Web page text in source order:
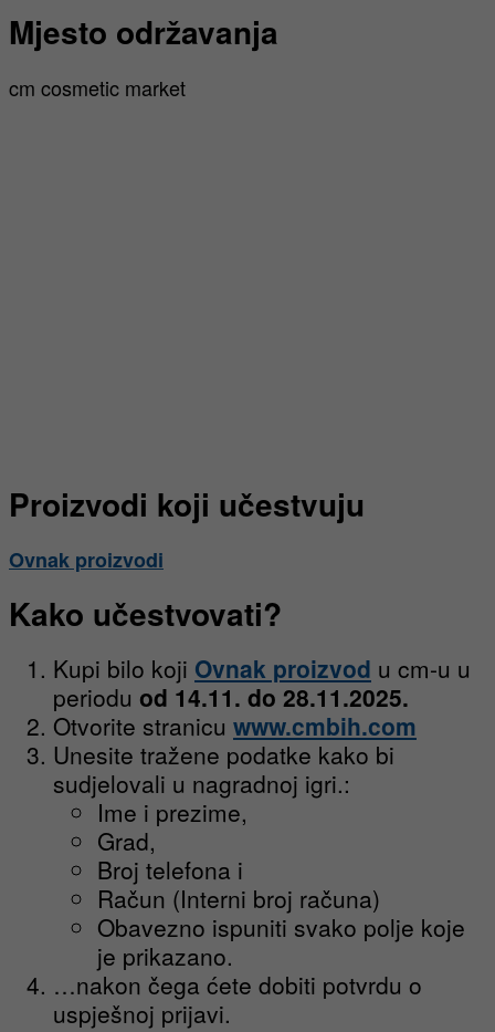
Mjesto održavanja
cm cosmetic market
Proizvodi koji učestvuju
Ovnak proizvodi
Kako učestvovati?
Kupi bilo koji Ovnak proizvod u cm-u u
periodu od 14.11. do 28.11.2025.
Otvorite stranicu www.cmbih.com
Unesite tražene podatke kako bi
sudjelovali u nagradnoj igri.:
Ime i prezime,
Grad,
Broj telefona i
Račun (Interni broj računa)
Obavezno ispuniti svako polje koje
je prikazano.
…nakon čega ćete dobiti potvrdu o
uspješnoj prijavi.